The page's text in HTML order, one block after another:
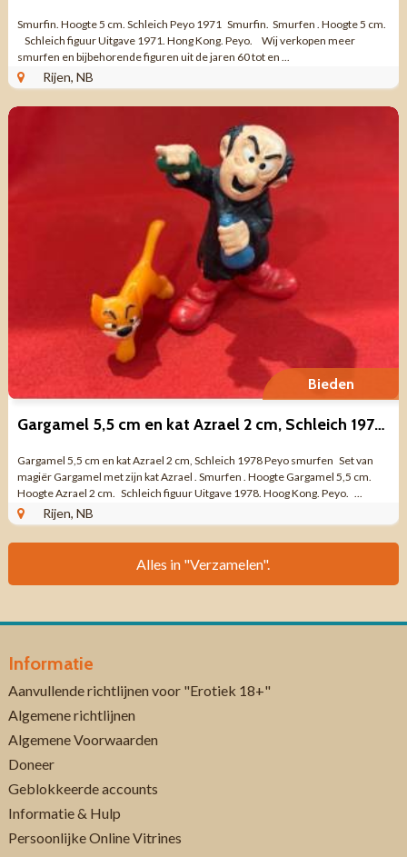
Smurfin. Hoogte 5 cm. Schleich Peyo 1971 Smurfin. Smurfen . Hoogte 5 cm.
Schleich figuur Uitgave 1971. Hong Kong. Peyo. Wij verkopen meer
smurfen en bijbehorende figuren uit de jaren 60 tot en ...
Rijen, NB
Bieden
Gargamel 5,5 cm en kat Azrael 2 cm, Schleich 1978 Peyo smurfen
Gargamel 5,5 cm en kat Azrael 2 cm, Schleich 1978 Peyo smurfen Set van
magiër Gargamel met zijn kat Azrael . Smurfen . Hoogte Gargamel 5,5 cm.
Hoogte Azrael 2 cm. Schleich figuur Uitgave 1978. Hoog Kong. Peyo. ...
Rijen, NB
Alles in "Verzamelen".
Informatie
Aanvullende richtlijnen voor "Erotiek 18+"
Algemene richtlijnen
Algemene Voorwaarden
Doneer
Geblokkeerde accounts
Informatie & Hulp
Persoonlijke Online Vitrines